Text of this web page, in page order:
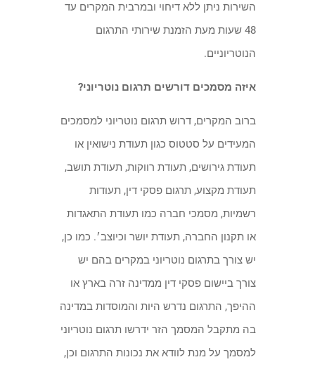
השירות ניתן ללא דיחוי ובמרבית המקרים עד
48 שעות מעת הזמנת שירותי התרגום
הנוטריוניים.
איזה מסמכים דורשים תרגום נוטריוני?
ברוב המקרים, דרוש תרגום נוטריוני למסמכים
המעידים על סטטוס כגון תעודת נישואין או
תעודת גירושים, תעודת רווקות, תעודת תושב,
תעודת מקצוע, תרגום פסקי דין, תעודות
רשמיות, מסמכי חברה כמו תעודת התאגדות
או תקנון החברה, תעודת יושר וכיוצב׳. כמו כן,
יש צורך בתרגום נוטריוני במקרים בהם יש
צורך ביישום פסקי דין ממדינה זרה בארץ או
ההיפך, התרגום נדרש היות והמוסדות במדינה
בה מתקבל המסמך הזר ידרשו תרגום נוטריוני
למסמך על מנת לוודא את נכונות התרגום וכן,